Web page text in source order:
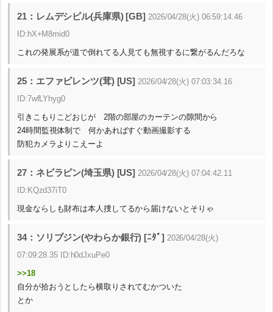
21：レムデシビル(兵庫県) [GB] 2026/04/28(火) 06:59:14.46
ID:hX+M8mid0
これの発展系が道で倒れてる人見ても無視するに繋がるんだろな
25：エファビレンツ(茸) [US] 2026/04/28(火) 07:03:34.16
ID:7wfLYhyg0
引きこもりこどおじが 2階の部屋のカーテンの隙間から
24時間監視体制で 何かあればすぐ動画撮影する
防犯カメラよりこえーよ
27：ネビラピン(埼玉県) [US] 2026/04/28(火) 07:04:42.11
ID:KQzd37iT0
現金ならしも財布は本人捜してるから届けないとそりゃ
34：ソリブジン(やわらか銀行) [ﾆﾀﾞ] 2026/04/28(火)
07:09:28.35 ID:h0dJxuPe0
>>18
自分が拾おうとしたら横取りされてむかついた
とか